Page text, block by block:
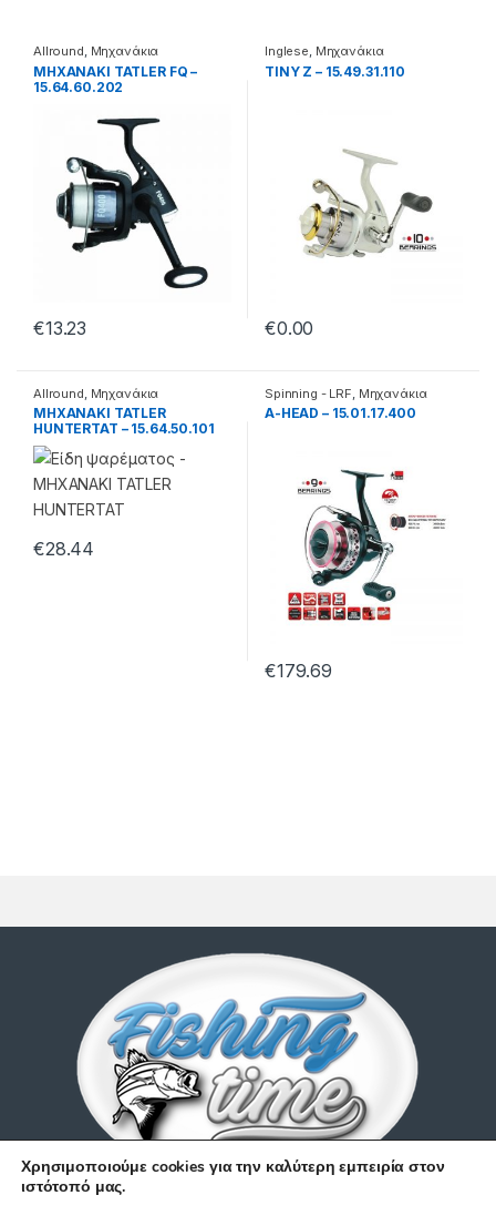
Allround, Μηχανάκια
ΜΗΧΑΝΑΚΙ TATLER FQ –
15.64.60.202
€13.23
Inglese, Μηχανάκια
TINY Z – 15.49.31.110
€0.00
Allround Μηχανάκια
ΜΗΧΑΝΑΚΙ TATLER
HUNTERTAT – 15.64.50.101
€28.44
Spinning - LRF Μηχανάκια
A-HEAD – 15.01.17.400
€179.69
Χρησιμοποιούμε cookies για την καλύτερη εμπειρία στον
ιστότοπό μας.